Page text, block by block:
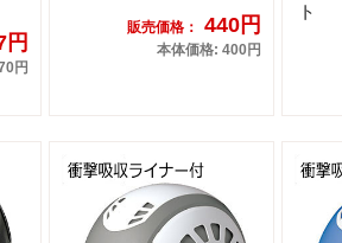
円
円
販売価格： 440円
本体価格: 400円
ト